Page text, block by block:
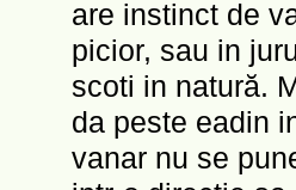
are instinct de
picior, sau in
scoti in natură.
da peste eadin
vanar nu se